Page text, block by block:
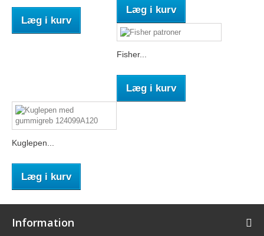
Læg i kurv
Læg i kurv
Fisher...
Læg i kurv
Kuglepen...
Læg i kurv
Information